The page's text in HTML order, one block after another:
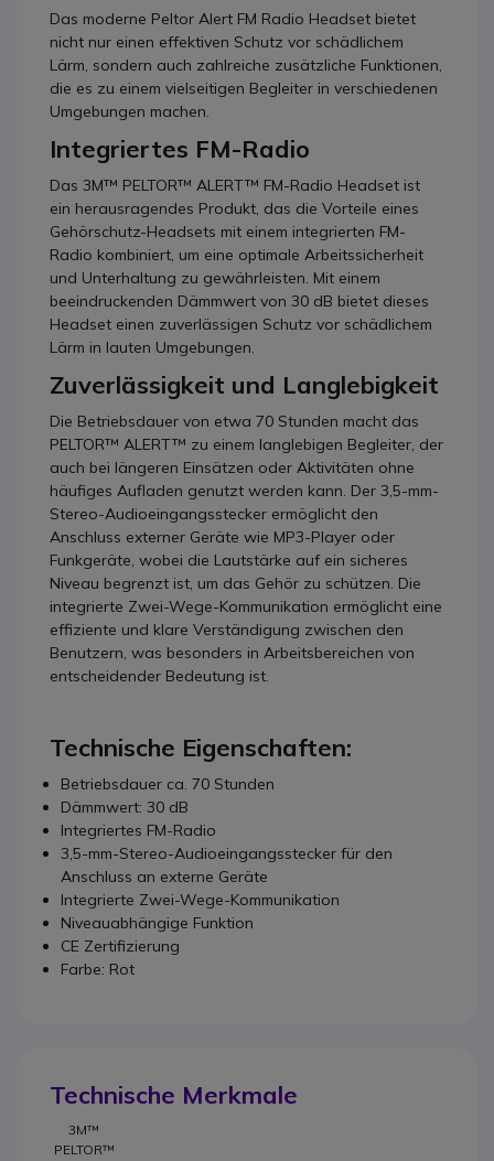
Das moderne Peltor Alert FM Radio Headset bietet
nicht nur einen effektiven Schutz vor schädlichem
Lärm, sondern auch zahlreiche zusätzliche Funktionen,
die es zu einem vielseitigen Begleiter in verschiedenen
Umgebungen machen.
Integriertes FM-Radio
Das 3M™ PELTOR™ ALERT™ FM-Radio Headset ist
ein herausragendes Produkt, das die Vorteile eines
Gehörschutz-Headsets mit einem integrierten FM-
Radio kombiniert, um eine optimale Arbeitssicherheit
und Unterhaltung zu gewährleisten. Mit einem
beeindruckenden Dämmwert von 30 dB bietet dieses
Headset einen zuverlässigen Schutz vor schädlichem
Lärm in lauten Umgebungen.
Zuverlässigkeit und Langlebigkeit
Die Betriebsdauer von etwa 70 Stunden macht das
PELTOR™ ALERT™ zu einem langlebigen Begleiter, der
auch bei längeren Einsätzen oder Aktivitäten ohne
häufiges Aufladen genutzt werden kann. Der 3,5-mm-
Stereo-Audioeingangsstecker ermöglicht den
Anschluss externer Geräte wie MP3-Player oder
Funkgeräte, wobei die Lautstärke auf ein sicheres
Niveau begrenzt ist, um das Gehör zu schützen. Die
integrierte Zwei-Wege-Kommunikation ermöglicht eine
effiziente und klare Verständigung zwischen den
Benutzern, was besonders in Arbeitsbereichen von
entscheidender Bedeutung ist.
Technische Eigenschaften:
Betriebsdauer ca. 70 Stunden
Dämmwert: 30 dB
Integriertes FM-Radio
3,5-mm-Stereo-Audioeingangsstecker für den
Anschluss an externe Geräte
Integrierte Zwei-Wege-Kommunikation
Niveauabhängige Funktion
CE Zertifizierung
Farbe: Rot
Technische Merkmale
3M™
PELTOR™